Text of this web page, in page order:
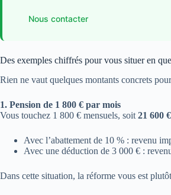
Nous contacter
Des exemples chiffrés pour vous situer en
Rien ne vaut quelques montants concrets
1. Pension de 1 800 € par mois
Vous touchez 1 800 € mensuels, soit 21 600
Avec l’abattement de 10 % : revenu
Avec une déduction de 3 000 € :
Dans cette situation, la réforme vous est